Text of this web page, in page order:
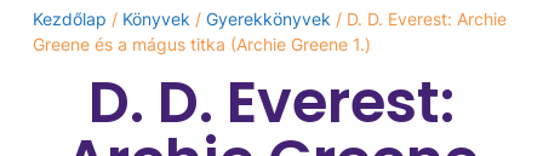
Kezdőlap / Könyvek/ Gyerekkönyvek/ D. D. Everest: Archie
Greene és a mágus titka (Archie Greene 1.)
D. D. Everest: